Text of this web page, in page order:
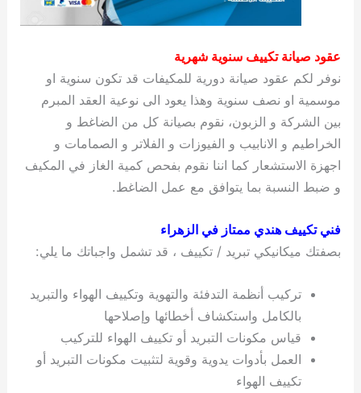
عقود صيانة تكييف سنوية شهرية
نوفر لكم عقود صيانة دورية للمكيفات قد تكون سنوية او
موسمية او نصف سنوية وهذا يعود الى نوعية العقد المبرم
بين الشركة و الزبون، نقوم بصيانة كل من الضاغط و
الخراطيم و الانابيب و الفيوزات و الفلاتر و الصمامات و
اجهزة الاستشعار كما اننا نقوم بفحص كمية الغاز في المكيف
و ضبط النسبة بما يتوافق مع عمل الضاغط.
فني تكييف هندي ممتاز في الزهراء
بصفتك ميكانيكي تبريد / تكييف ، قد تشمل واجباتك ما يلي:
تركيب أنظمة التدفئة والتهوية وتكييف الهواء والتبريد
بالكامل واستكشاف أخطائها وإصلاحها
قياس مكونات التبريد أو تكييف الهواء للتركيب
العمل بأدوات يدوية وقوية لتثبيت مكونات التبريد أو
تكييف الهواء